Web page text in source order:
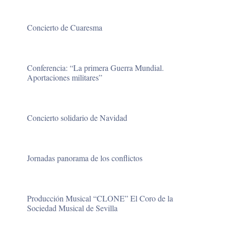
Concierto de Cuaresma
Conferencia: “La primera Guerra Mundial.
Aportaciones militares”
Concierto solidario de Navidad
Jornadas panorama de los conflictos
Producción Musical “CLONE” El Coro de la
Sociedad Musical de Sevilla